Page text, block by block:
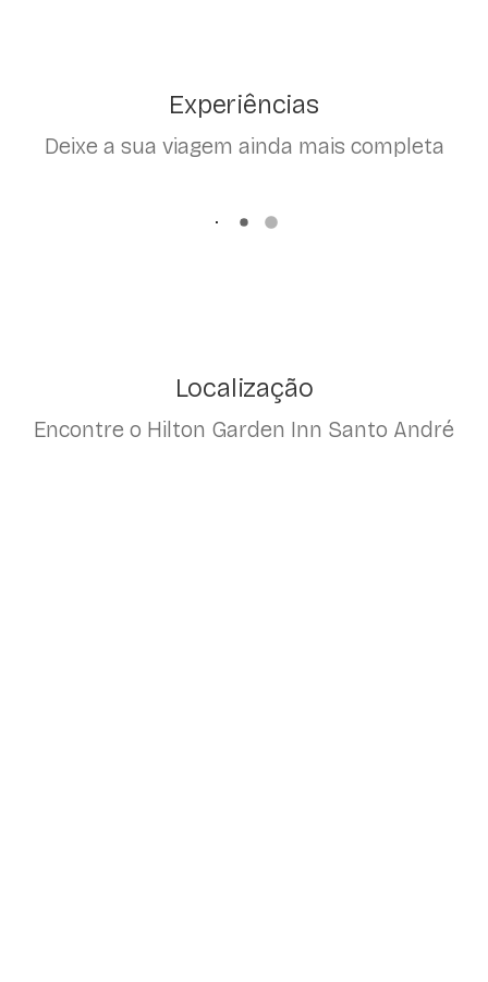
Experiências
Deixe a sua viagem ainda mais completa
Localização
Encontre o Hilton Garden Inn Santo André